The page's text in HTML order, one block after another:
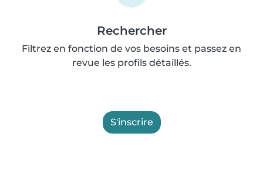
Rechercher
Filtrez en fonction de vos besoins et passez en
revue les profils détaillés.
S'inscrire